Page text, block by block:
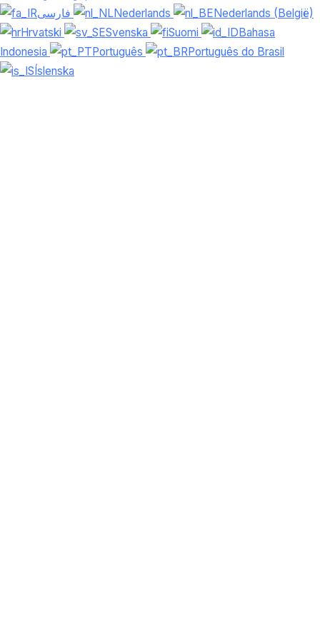
Nederlands
Nederlands (België)
Hrvatski
Svenska Suomi
Bahasa
Indonesia
Português
Português do Brasil
Íslenska